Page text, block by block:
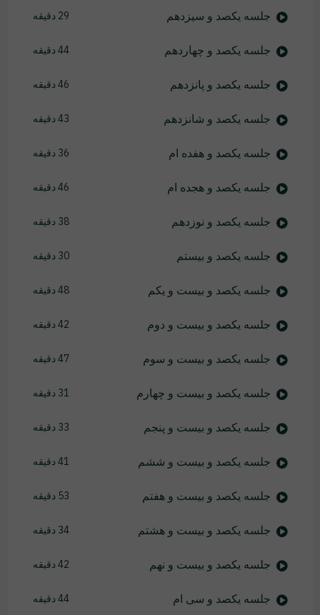
جلسه یکصد و سیزدهم 29 دقیقه
جلسه یکصد و چهاردهم 44 دقیقه
جلسه یکصد و پانزدهم 46 دقیقه
جلسه یکصد و شانزدهم 43 دقیقه
جلسه یکصد و هفده ام 36 دقیقه
جلسه یکصد و هجده ام 46 دقیقه
جلسه یکصد و نوزدهم 38 دقیقه
جلسه یکصد و بیستم 30 دقیقه
جلسه یکصد و بیست و یکم 48 دقیقه
جلسه یکصد و بیست و دوم 42 دقیقه
جلسه یکصد و بیست و سوم 47 دقیقه
جلسه یکصد و بیست و چهارم 31 دقیقه
جلسه یکصد و بیست و پنجم 33 دقیقه
جلسه یکصد و بیست و ششم 41 دقیقه
جلسه یکصد و بیست و هفتم 53 دقیقه
جلسه یکصد و بیست و هشتم 34 دقیقه
جلسه یکصد و بیست و نهم 42 دقیقه
جلسه یکصد و سی ام 44 دقیقه